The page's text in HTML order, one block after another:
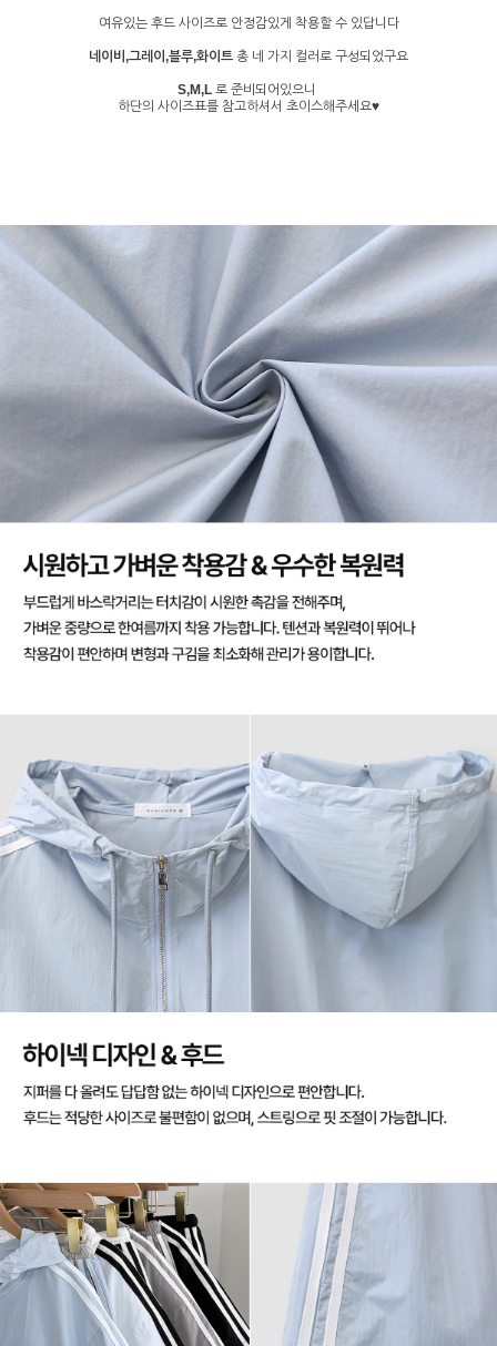
여유있는 후드 사이즈로 안정감있게 착용할 수 있답니다
네이비,그레이,블루,화이트 총 네 가지 컬러로 구성되었구요
S,M,L 로 준비되어있으니
하단의 사이즈표를 참고하셔서 초이스해주세요♥